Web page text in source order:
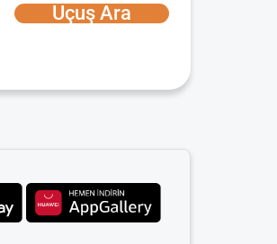
Uçuş Ara